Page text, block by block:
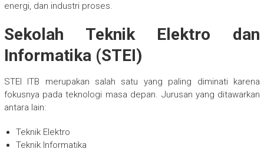
energi, dan industri proses.
Sekolah Teknik Elektro dan
Informatika (STEI)
STEI ITB merupakan salah satu yang paling diminati karena
fokusnya pada teknologi masa depan. Jurusan yang ditawarkan
antara lain:
Teknik Elektro
Teknik Informatika